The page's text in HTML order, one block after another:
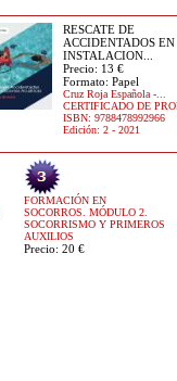
RESCATE DE
ACCIDENTADOS EN
INSTALACION...
Precio: 13 €
Formato: Papel
Cruz Roja Española -...
CERTIFICADO DE
ISBN: 9788478992966
Edición: 2 - 2021
FORMACIÓN EN
SOCORROS. MÓDULO 2.
SOCORRISMO Y PRIMEROS
AUXILIOS
Precio: 20 €